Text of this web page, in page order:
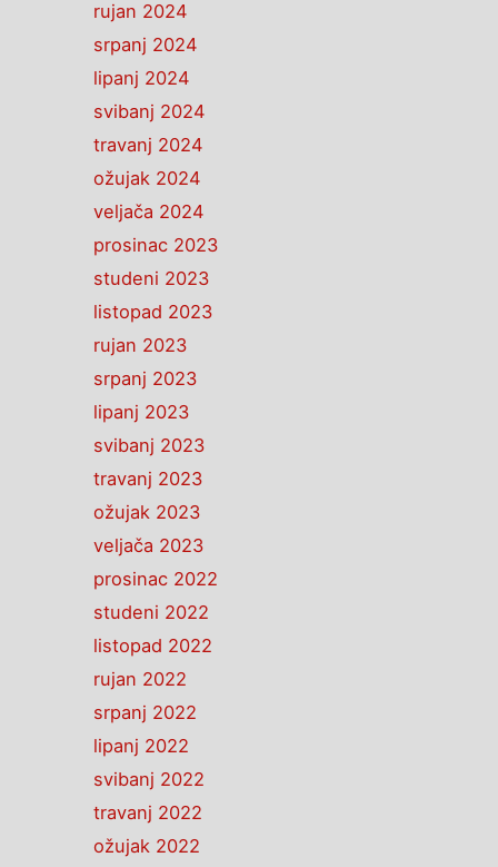
rujan 2024
srpanj 2024
lipanj 2024
svibanj 2024
travanj 2024
ožujak 2024
veljača 2024
prosinac 2023
studeni 2023
listopad 2023
rujan 2023
srpanj 2023
lipanj 2023
svibanj 2023
travanj 2023
ožujak 2023
veljača 2023
prosinac 2022
studeni 2022
listopad 2022
rujan 2022
srpanj 2022
lipanj 2022
svibanj 2022
travanj 2022
ožujak 2022